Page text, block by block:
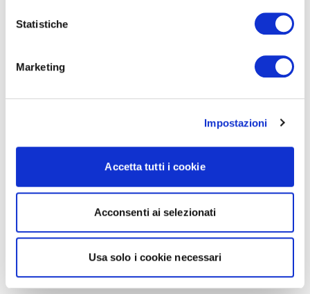
Statistiche
Marketing
Impostazioni
Accetta tutti i cookie
Acconsenti ai selezionati
Usa solo i cookie necessari